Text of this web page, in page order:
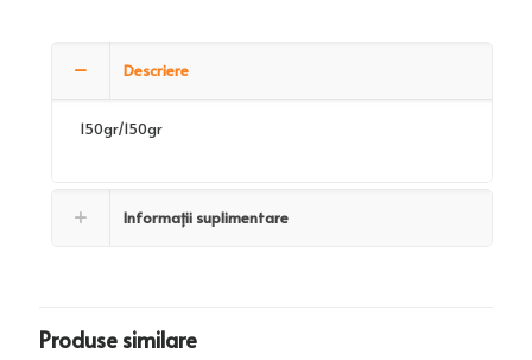
Descriere
150gr/150gr
Informații suplimentare
Produse similare